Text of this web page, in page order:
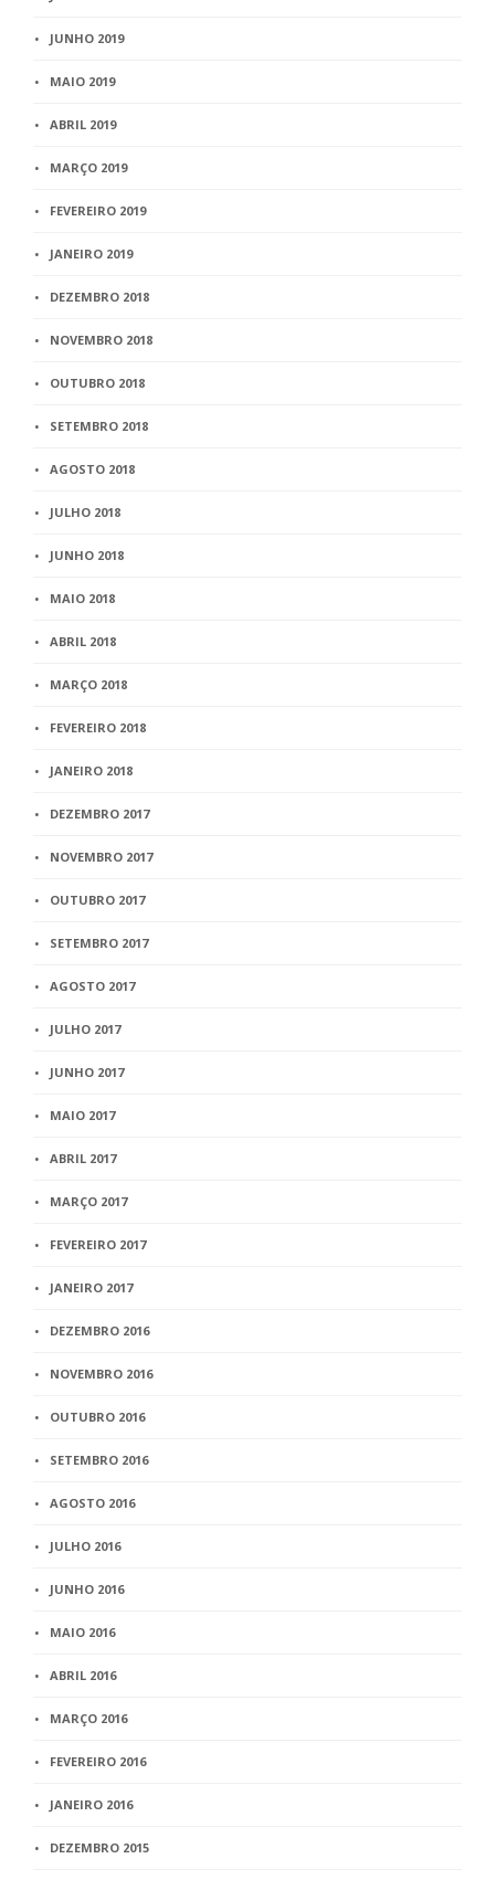
JUNHO 2019
MAIO 2019
ABRIL 2019
MARÇO 2019
FEVEREIRO 2019
JANEIRO 2019
DEZEMBRO 2018
NOVEMBRO 2018
OUTUBRO 2018
SETEMBRO 2018
AGOSTO 2018
JULHO 2018
JUNHO 2018
MAIO 2018
ABRIL 2018
MARÇO 2018
FEVEREIRO 2018
JANEIRO 2018
DEZEMBRO 2017
NOVEMBRO 2017
OUTUBRO 2017
SETEMBRO 2017
AGOSTO 2017
JULHO 2017
JUNHO 2017
MAIO 2017
ABRIL 2017
MARÇO 2017
FEVEREIRO 2017
JANEIRO 2017
DEZEMBRO 2016
NOVEMBRO 2016
OUTUBRO 2016
SETEMBRO 2016
AGOSTO 2016
JULHO 2016
JUNHO 2016
MAIO 2016
ABRIL 2016
MARÇO 2016
FEVEREIRO 2016
JANEIRO 2016
DEZEMBRO 2015